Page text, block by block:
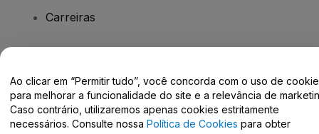
Carreiras
Centro de Ajuda / Fale Conosco
Ao clicar em “Permitir tudo”, você concorda com o uso de
para melhorar a funcionalidade do site e a relevância de
Caso contrário, utilizaremos apenas cookies estritamente
necessários. Consulte nossa Política de Cookies para obter